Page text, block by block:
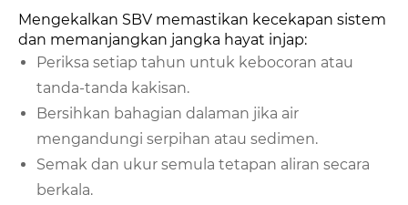
Mengekalkan SBV memastikan kecekapan sistem
dan memanjangkan jangka hayat injap:
Periksa setiap tahun untuk kebocoran atau
tanda-tanda kakisan.
Bersihkan bahagian dalaman jika air
mengandungi serpihan atau sedimen.
Semak dan ukur semula tetapan aliran secara
berkala.